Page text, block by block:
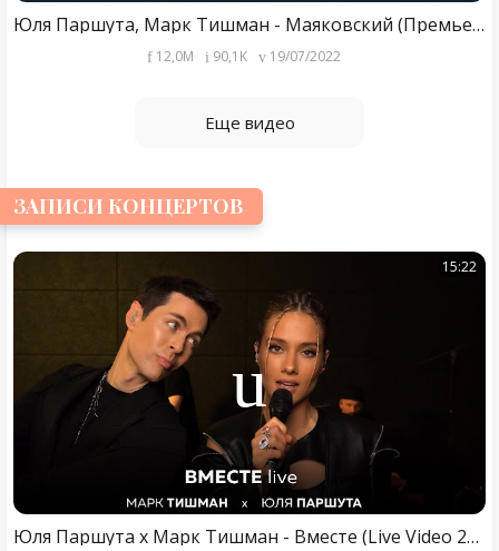
Юля Паршута, Марк Тишман - Маяковский (Премьера клипа, 2022)
12,0M 90,1K 19/07/2022
Еще видео
ЗАПИСИ КОНЦЕРТОВ
15:22
Юля Паршута х Марк Тишман - Вместе (Live Video 2022)